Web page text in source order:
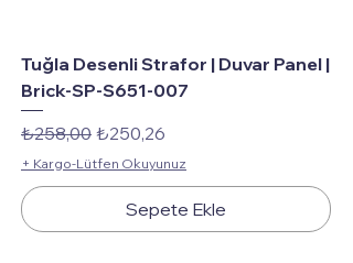
Tuğla Desenli Strafor | Duvar Panel |
Brick-SP-S651-007
Normal Fiyat
₺258,00 İndirimli Fiyat
₺250,26
+ Kargo-Lütfen Okuyunuz
Sepete Ekle